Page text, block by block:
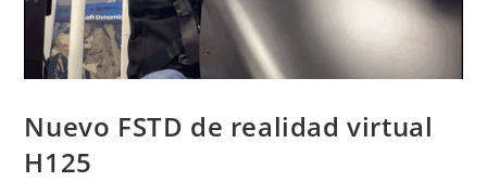
Nuevo FSTD de realidad virtual
H125